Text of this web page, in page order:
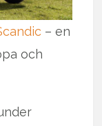
– en
och